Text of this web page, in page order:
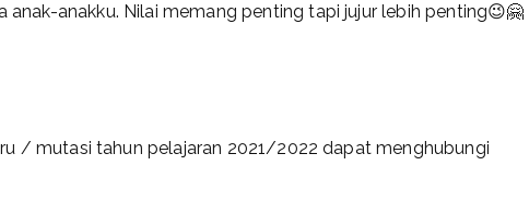
anakku. Nilai memang penting tapi jujur lebih penting😉🤗
/ mutasi tahun pelajaran 2021/2022 dapat menghubungi